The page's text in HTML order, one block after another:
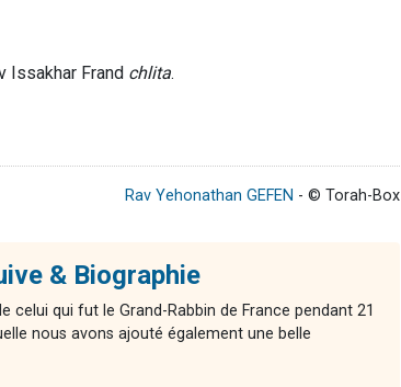
Issakhar Frand chlita.
Rav Yehonathan GEFEN - © Torah-Box
& Biographie
celui qui fut le Grand-Rabbin de France pendant 21
nous avons ajouté également une belle